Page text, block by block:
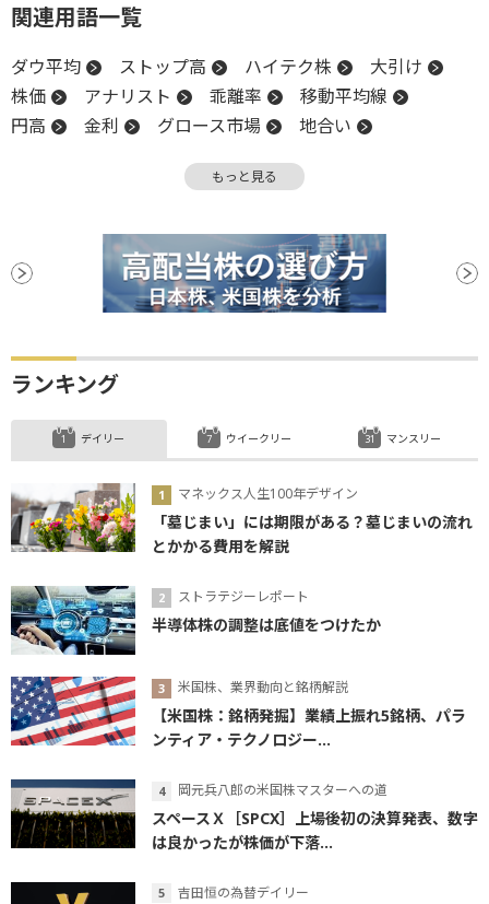
関連用語一覧
ダウ平均 ストップ高 ハイテク株
大引け
株価
アナリスト 乖離率
移動平均線
円高
金利 グロース市場
地合い
引け IR
続伸
もっと見る
ランキング
デイリー
マネックス人生100年デザイン
「墓じまい」には期限がある？墓じまいの流れ
とかかる費用を解説
ストラテジーレポート
半導体株の調整は底値をつけたか
米国株、業界動向と銘柄解説
【米国株：銘柄発掘】業績上振れ5銘柄、パラ
ンティア・テクノロジー...
岡元兵八郎の米国株マスターへの道
スペースＸ［SPCX］上場後初の決算発表、数字
は良かったが株価が下落...
吉田恒の為替デイリー
ウイークリー マンスリー